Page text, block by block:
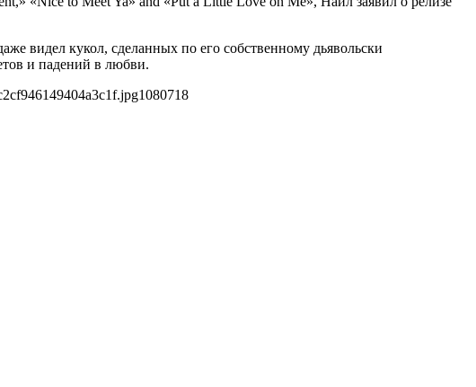
видел кукол, сделанных по его собственному дьявольски
и падений в любви.
1080718